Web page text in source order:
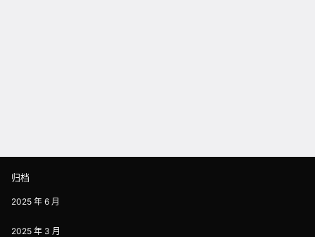
归档
2025 年 6 月
2025 年 3 月